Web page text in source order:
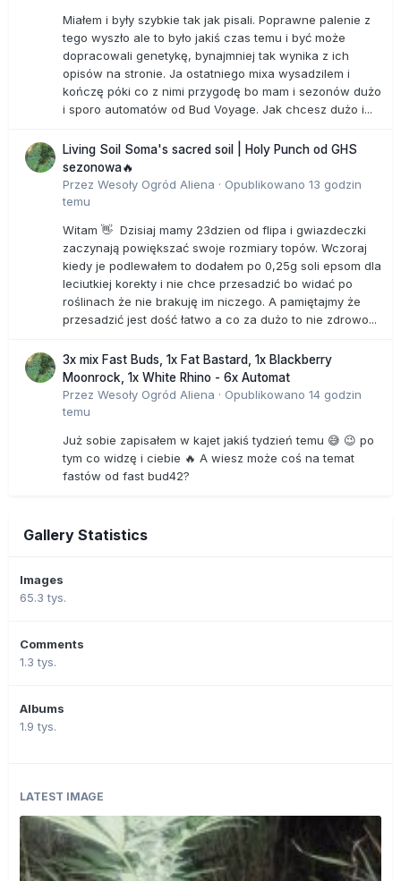
Miałem i były szybkie tak jak pisali. Poprawne palenie z
tego wyszło ale to było jakiś czas temu i być może
dopracowali genetykę, bynajmniej tak wynika z ich
opisów na stronie. Ja ostatniego mixa wysadzilem i
kończę póki co z nimi przygodę bo mam i sezonów dużo
i sporo automatów od Bud Voyage. Jak chcesz dużo i...
Living Soil Soma's sacred soil | Holy Punch od GHS
sezonowa🔥
Przez Wesoły Ogród Aliena · Opublikowano 13 godzin
temu
Witam 👋 Dzisiaj mamy 23dzien od flipa i gwiazdeczki
zaczynają powiększać swoje rozmiary topów. Wczoraj
kiedy je podlewałem to dodałem po 0,25g soli epsom dla
leciutkiej korekty i nie chce przesadzić bo widać po
roślinach że nie brakuję im niczego. A pamiętajmy że
przesadzić jest dość łatwo a co za dużo to nie zdrowo...
3x mix Fast Buds, 1x Fat Bastard, 1x Blackberry
Moonrock, 1x White Rhino - 6x Automat
Przez Wesoły Ogród Aliena · Opublikowano 14 godzin
temu
Już sobie zapisałem w kajet jakiś tydzień temu 😅 😉 po
tym co widzę i ciebie 🔥 A wiesz może coś na temat
fastów od fast bud42?
Gallery Statistics
Images
65.3 tys.
Comments
1.3 tys.
Albums
1.9 tys.
LATEST IMAGE